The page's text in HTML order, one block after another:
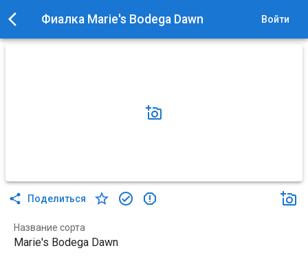
Фиалка Marie's Bodega Dawn Войти
Поделиться
Название сорта
Marie's Bodega Dawn